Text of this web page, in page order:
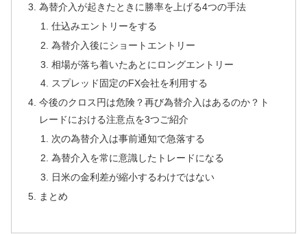
為替介入が起きたときに勝率を上げる4つの手法
仕込みエントリーをする
為替介入後にショートエントリー
相場が落ち着いたあとにロングエントリー
スプレッド固定のFX会社を利用する
今後のクロス円は危険？再び為替介入はあるのか？ト
レードにおける注意点を3つご紹介
次の為替介入は事前通知で急落する
為替介入を常に意識したトレードになる
日米の金利差が縮小するわけではない
まとめ